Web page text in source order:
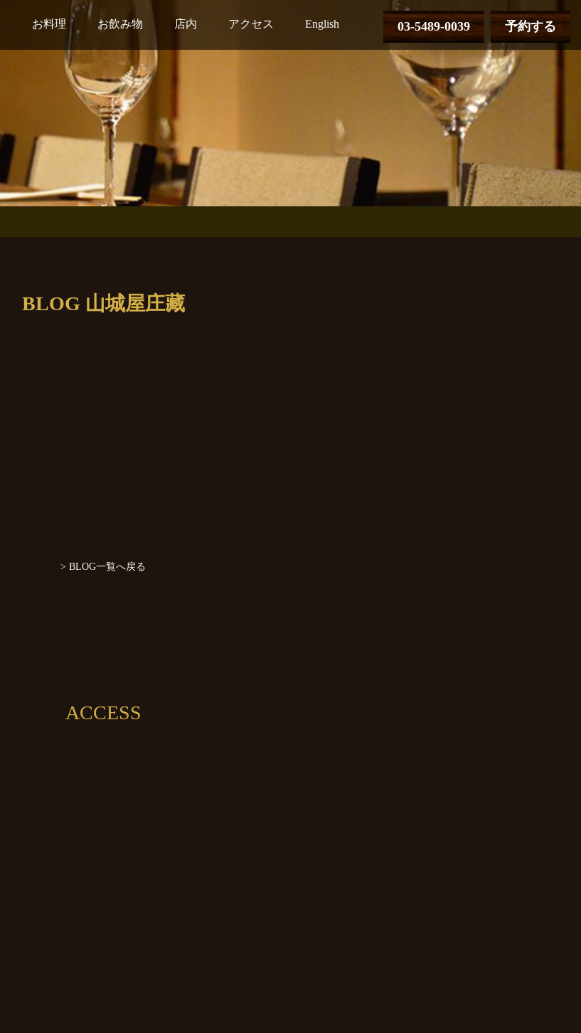
03-5489-0039 予約する
お料理 お飲み物 店内 アクセス English
BLOG 山城屋庄藏
> BLOG一覧へ戻る
ACCESS